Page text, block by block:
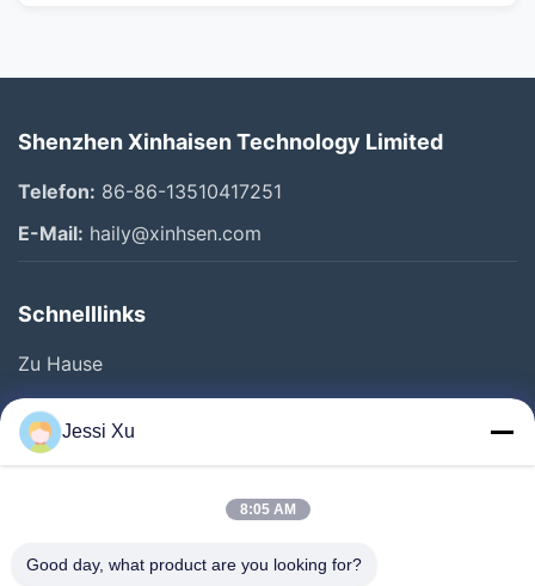
Shenzhen Xinhaisen Technology Limited
Telefon: 86-86-13510417251
E-Mail: haily@xinhsen.com
Schnelllinks
Zu Hause
Produkte
Videos
Qualitätskontrolle
Jessi Xu
8:05 AM
Good day, what product are you looking for?